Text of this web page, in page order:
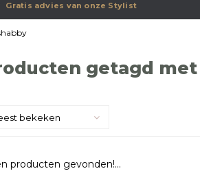
Gratis advies van onze Stylist
getagd
bekeken
producten gevonden!...